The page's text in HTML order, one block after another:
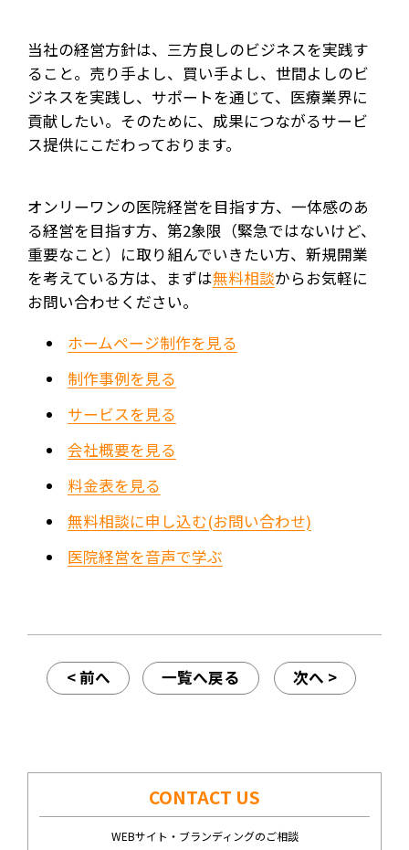
当社の経営方針は、三方良しのビジネスを実践す
ること。売り手よし、買い手よし、世間よしのビ
ジネスを実践し、サポートを通じて、医療業界に
貢献したい。そのために、成果につながるサービ
ス提供にこだわっております。
オンリーワンの医院経営を目指す方、一体感のあ
る経営を目指す方、第2象限（緊急ではないけど、
重要なこと）に取り組んでいきたい方、新規開業
を考えている方は、まずは無料相談からお気軽に
お問い合わせください。
ホームページ制作を見る
制作事例を見る
サービスを見る
会社概要を見る
料金表を見る
無料相談に申し込む(お問い合わせ)
医院経営を音声で学ぶ
< 前へ 一覧へ戻る 次へ >
CONTACT US
WEBサイト・ブランディングのご相談